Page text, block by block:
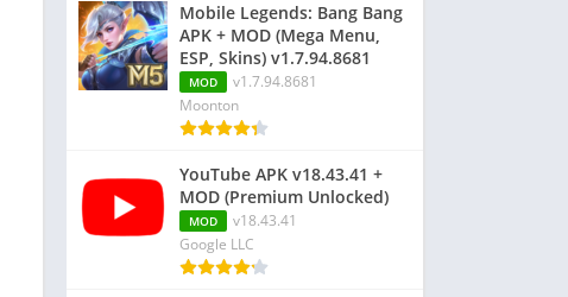
Mobile Legends: Bang Bang
APK + MOD (Mega Menu,
ESP, Skins) v1.7.94.8681
MOD
v1.7.94.8681
Moonton
YouTube APK v18.43.41 +
MOD (Premium Unlocked)
MOD
v18.43.41
Google LLC